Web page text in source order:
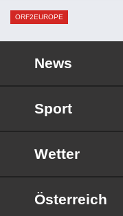
ORF2EUROPE
News
Sport
Wetter
Österreich